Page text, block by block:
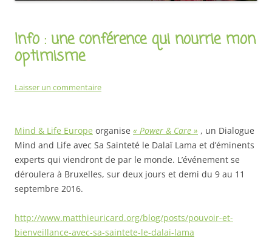
Info : une conférence qui nourrie mon
optimisme
Laisser un commentaire
Mind & Life Europe organise « Power & Care » , un Dialogue
Mind and Life avec Sa Sainteté le Dalaï Lama et d’éminents
experts qui viendront de par le monde. L’événement se
déroulera à Bruxelles, sur deux jours et demi du 9 au 11
septembre 2016.
http://www.matthieuricard.org/blog/posts/pouvoir-et-
bienveillance-avec-sa-saintete-le-dalai-lama